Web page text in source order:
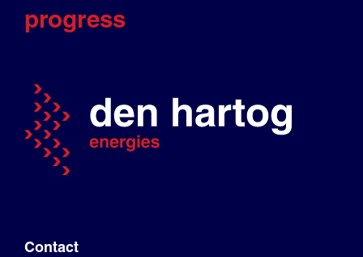
progress
Contact